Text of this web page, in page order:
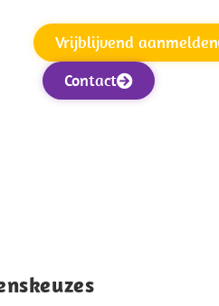
Vrijblijvend aanmelden
Contact